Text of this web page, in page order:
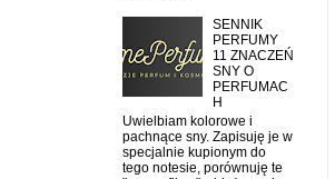
SENNIK
PERFUMY
11 ZNACZEŃ
SNY O
PERFUMAC
H
Uwielbiam kolorowe i
pachnące sny. Zapisuję je w
specjalnie kupionym do
tego notesie, porównuję te